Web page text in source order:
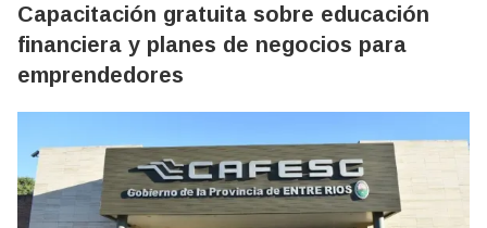
Capacitación gratuita sobre educación
financiera y planes de negocios para
emprendedores